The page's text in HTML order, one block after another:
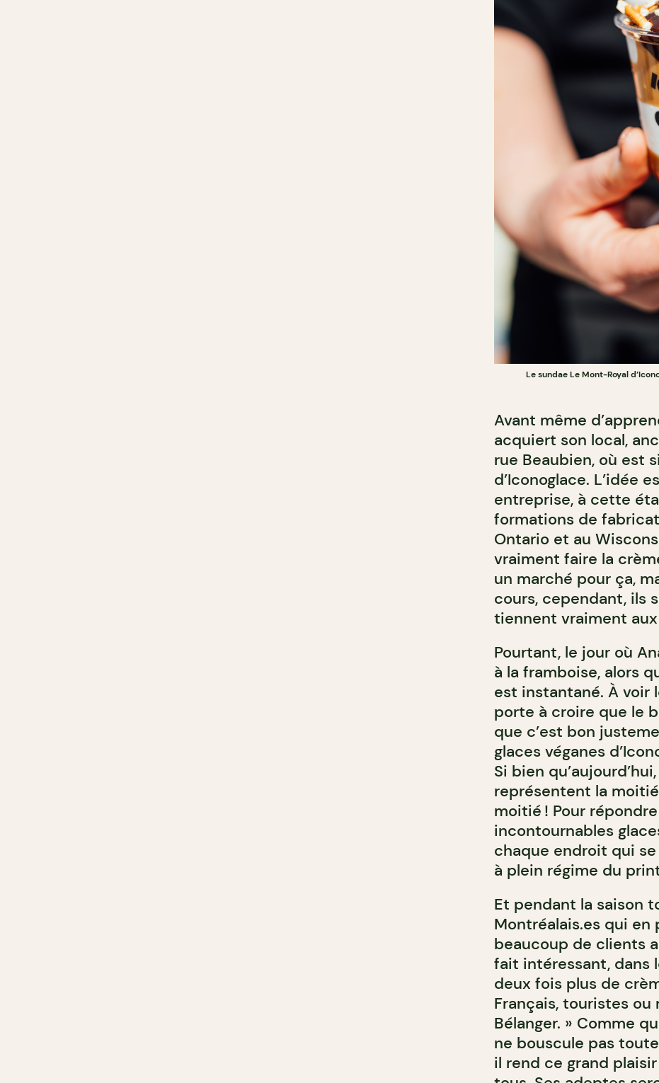
Le sundae Le Mont-Royal
Avant même
acquiert son local,
rue Beaubien, où est
d’Iconoglace. L’idée
entreprise, à cette
formations de
Ontario et au
vraiment faire la
un marché pour ça,
cours, cependant, ils
tiennent vraiment
Pourtant, le jour où
à la framboise, alors
est instantané. À voir
porte à croire que le
que c’est bon
glaces véganes
Si bien
représentent la
moitié ! Pour
incontournables
chaque endroit qui
à plein régime du
Et pendant la saison
Montréalais.es qui en
beaucoup de clients
fait intéressant, dans
deux fois plus de
Français, touristes
Bélanger. » Comme
ne bouscule pas
il rend ce grand